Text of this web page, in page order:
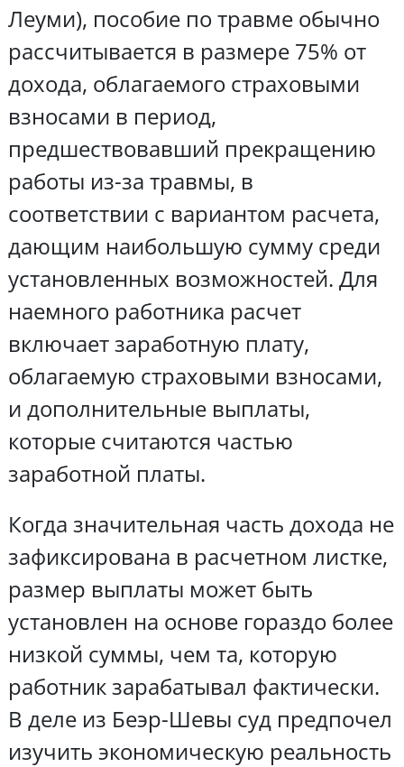
Леуми), пособие по травме обычно
рассчитывается в размере 75% от
дохода, облагаемого страховыми
взносами в период,
предшествовавший прекращению
работы из-за травмы, в
соответствии с вариантом расчета,
дающим наибольшую сумму среди
установленных возможностей. Для
наемного работника расчет
включает заработную плату,
облагаемую страховыми взносами,
и дополнительные выплаты,
которые считаются частью
заработной платы.
Когда значительная часть дохода не
зафиксирована в расчетном листке,
размер выплаты может быть
установлен на основе гораздо более
низкой суммы, чем та, которую
работник зарабатывал фактически.
В деле из Беэр-Шевы суд предпочел
изучить экономическую реальность